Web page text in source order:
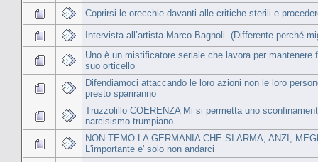
Coprirsi le orecchie davanti alle critiche sterili e
Intervista all’artista Marco Bagnoli. (Differente perché
Uno è un mistificatore seriale che lavora per mantenere
suo orticello
Difendiamoci attaccando le loro azioni non le loro
presto spariranno
Truzzolillo COERENZA Mi si permetta uno
narcisismo trumpiano.
NON TEMO LA GERMANIA CHE SI ARMA, ANZI,
L'importante e' solo non andarci